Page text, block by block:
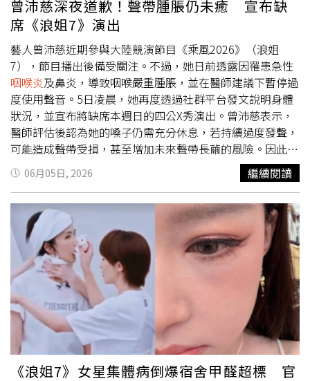
物，應立即向警方通報，以利及時處置，避免毒品原植物流
入非法用途，維護社會治安與公共安全。禁毒單位也提醒，
大麻雖然在部分國家及地區開放醫療或娛樂用途，但大量或
長期吸食仍可能對人體健康造成嚴重危害。過量使用可能導
致意識不清、焦慮、憂鬱、敵意增加，甚至出現自殺傾向；
長期濫用則可能誘發精神錯亂、偏執及妄想等精神疾病。警
方針對山林、荒地及坡地等隱蔽區域展開拉網式巡查，查獲
大規模野生大麻。此外，大麻還可能損害大腦記憶力、注意
力、計算能力及判斷能力，使思考遲鈍、反應變慢，長期吸
食甚至可能引發退化性腦部病變。同時，大麻也會削弱人體
免疫系統，降低細胞及體液免疫功能，增加感染病毒與細菌
的風險；對呼吸系統而言，吸食大麻可能造成支氣管炎、咽
喉炎、氣喘發作及喉頭水腫等疾病，研究指出，吸食一支大
麻菸對肺功能造成的影響，甚至可能高於一支香菸。禁毒單
位指出，大麻還會影響肌肉協調及身體平衡能力，過量吸食
可能導致站立不穩、手部顫抖，並降低操作精密機械及駕駛
交通工具的能力，增加意外事故風險，因此呼籲民眾切勿因
好奇或誤信不實資訊而接觸毒品，共同防範毒害危及個人健
康與社會安全。
曾沛慈深夜道歉！聲帶腫脹仍未癒 宣布缺
席《浪姐7》演出
藝人曾沛慈近期參與大陸競演節目《乘風2026》（浪姐
7），節目播出後備受關注。不過，她日前透露因罹患急性
咽喉炎及鼻炎，導致咽喉嚴重腫脹，並在醫師建議下暫停過
度使用聲音。5日凌晨，她再度透過社群平台發文說明身體
狀況，並宣布將缺席本週日的四公X秀演出。曾沛慈表示，
醫師評估後認為她的嗓子仍需充分休息，若持續過度發聲，
可能造成聲帶受損，甚至增加未來聲帶長繭的風險。因此，
在本次四公舞台中，她僅能參與兩首歌曲演唱，無法完成原
定所有演出安排。她透露，在得知自身狀況可能影響表演
時，便已提前向節目組及隊友說明情況，並坦言曾做好必須
重新分配歌曲的準備。她表示，相較於勉強練習後在正式演
出時突然失聲，提早調整演出內容反而是較負責任的做法，
以免影響整體舞台呈現。關於外界關心的X秀演出安排，曾
沛慈指出，經過節目組與隊友同意後，最終以抽籤方式決定
由隊友燦燦接替她完成相關演唱內容。她也特別向隊友表達
感謝，感謝大家在她身體不適期間給予協助與支持。曾沛慈
在貼文中提到，對於臨時調整演出安排感到相當抱歉，也感
謝隊友瑤瑤與燦燦願意挺身協助。她坦言，在有限時間內接
手演出並不容易，因此對隊友承擔額外壓力感到過意不去。
談到目前復原進度，曾沛慈表示，自己的聲音仍容易出現沙
06月05日, 2026 繼續閱讀
《浪姐7》女星集體病倒爆宿舍甲醛超標 官